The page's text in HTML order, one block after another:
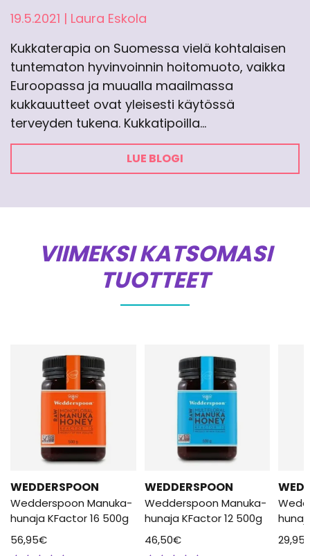
19.5.2021 | Laura Eskola
Kukkaterapia on Suomessa vielä kohtalaisen
tuntematon hyvinvoinnin hoitomuoto, vaikka
Euroopassa ja muualla maailmassa
kukkauutteet ovat yleisesti käytössä
terveyden tukena. Kukkatipoilla…
LUE BLOGI
VIIMEKSI KATSOMASI
TUOTTEET
WEDDERSPOON
Wedderspoon Manuka-
hunaja KFactor 16 500g
56,95€
WEDDERSPOON
Wedderspoon Manuka-
hunaja KFactor 12 500g
46,50€
29,95